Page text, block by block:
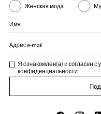
Женская мода
Имя
Адрес e-mail
Я ознакомлен(а) и согласен с
конфиденциальности